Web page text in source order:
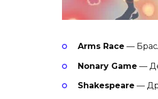
Arms Race —
Nonary Game —
Shakespeare —